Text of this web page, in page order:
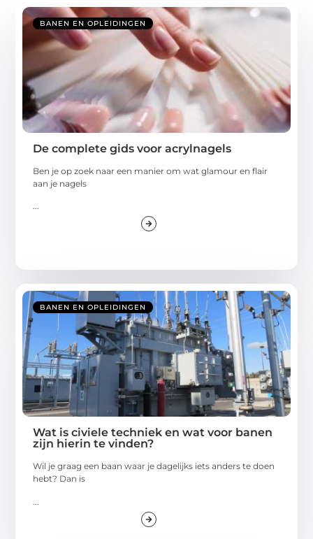
BANEN EN OPLEIDINGEN
De complete gids voor acrylnagels
Ben je op zoek naar een manier om wat glamour en flair
aan je nagels
...
BANEN EN OPLEIDINGEN
Wat is civiele techniek en wat voor banen
zijn hierin te vinden?
Wil je graag een baan waar je dagelijks iets anders te doen
hebt? Dan is